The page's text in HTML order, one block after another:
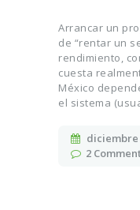
Arrancar un
de “rentar un
rendimiento,
cuesta
México
el sistema
diciembre
2